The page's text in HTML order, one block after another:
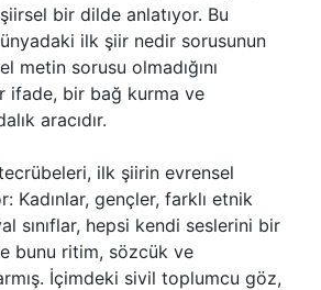
bir dilde anlatıyor. Bu
ilk şiir nedir sorusunun
metin sorusu olmadığını
ifade, bir bağ kurma ve
aracıdır.
ilk şiirin evrensel
Kadınlar, gençler, farklı etnik
sınıflar, hepsi kendi seslerini bir
bunu ritim, sözcük ve
İçimdeki sivil toplumcu göz,